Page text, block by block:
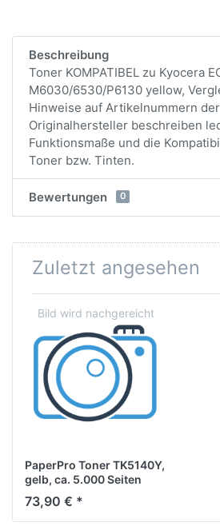
Beschreibung
Toner KOMPATIBEL zu Kyocera
M6030/6530/P6130 yellow,
Hinweise auf Artikelnummern der
Originalhersteller beschreiben
Funktionsmaße und die
Toner bzw. Tinten.
Bewertungen 0
Zuletzt angesehen
PaperPro Toner TK5140Y,
gelb, ca. 5.000 Seiten
73,90 € *